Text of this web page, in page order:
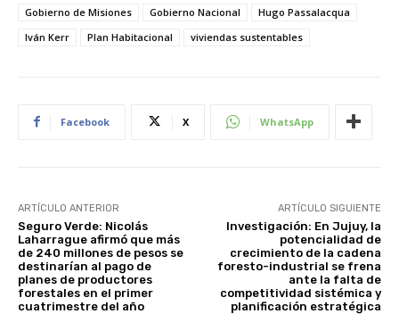
Gobierno de Misiones
Gobierno Nacional
Hugo Passalacqua
Iván Kerr
Plan Habitacional viviendas sustentables
Facebook X WhatsApp
ARTÍCULO ANTERIOR
Seguro Verde: Nicolás
Laharrague afirmó que más
de 240 millones de pesos se
destinarían al pago de
planes de productores
forestales en el primer
cuatrimestre del año
ARTÍCULO SIGUIENTE
Investigación: En Jujuy, la
potencialidad de
crecimiento de la cadena
foresto-industrial se frena
ante la falta de
competitividad sistémica y
planificación estratégica